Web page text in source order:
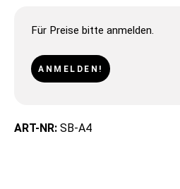
Für Preise bitte anmelden.
ANMELDEN!
ART-NR: SB-A4